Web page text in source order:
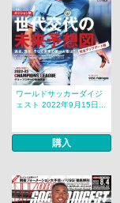
ワールドサッカーダイジ
ェスト 2022年9月15日...
購入